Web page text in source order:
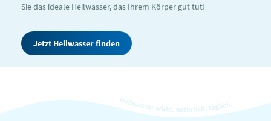
Sie das ideale Heilwasser, das Ihrem Körper gut tut!
Jetzt Heilwasser finden